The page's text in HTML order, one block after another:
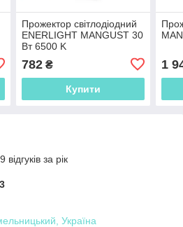
Прожектор світлодіодний
ENERLIGHT MANGUST 30
Вт 6500 K
782₴
Купити
1
за рік
Україна